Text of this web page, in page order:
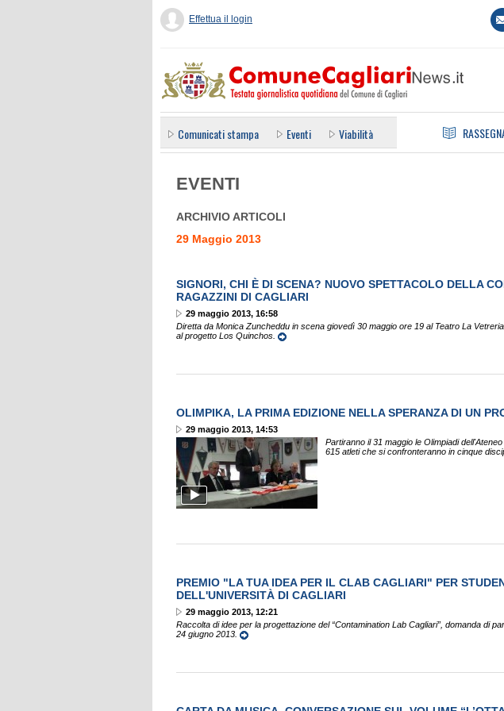
Effettua il login
Comunicati stampa Eventi Viabilità
EVENTI
ARCHIVIO ARTICOLI
29 Maggio 2013
SIGNORI, CHI È DI SCENA? NUOVO SPETTACOLO DELLA
RAGAZZINI DI CAGLIARI
29 maggio 2013, 16:58
Diretta da Monica Zuncheddu in scena giovedì 30 maggio ore 19 al Teatro La
al progetto Los Quinchos.
OLIMPIKA, LA PRIMA EDIZIONE NELLA SPERANZA DI UN
29 maggio 2013, 14:53
Partiranno il 31 maggio le Olimpiadi
615 atleti che si confronteranno in cinque
PREMIO "LA TUA IDEA PER IL CLAB CAGLIARI" PER
DELL'UNIVERSITÀ DI CAGLIARI
29 maggio 2013, 12:21
Raccolta di idee per la progettazione del “Contamination Lab Cagliari”, domanda di
24 giugno 2013.